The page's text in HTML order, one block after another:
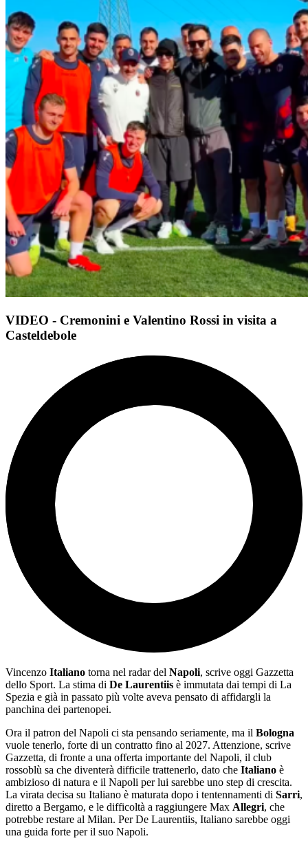
VIDEO - Cremonini e Valentino Rossi in visita a
Casteldebole
Vincenzo Italiano torna nel radar del Napoli, scrive oggi Gazzetta
dello Sport. La stima di De Laurentiis è immutata dai tempi di La
Spezia e già in passato più volte aveva pensato di affidargli la
panchina dei partenopei.
Ora il patron del Napoli ci sta pensando seriamente, ma il Bologna
vuole tenerlo, forte di un contratto fino al 2027. Attenzione, scrive
Gazzetta, di fronte a una offerta importante del Napoli, il club
rossoblù sa che diventerà difficile trattenerlo, dato che Italiano è
ambizioso di natura e il Napoli per lui sarebbe uno step di crescita.
La virata decisa su Italiano è maturata dopo i tentennamenti di Sarri,
diretto a Bergamo, e le difficoltà a raggiungere Max Allegri, che
potrebbe restare al Milan. Per De Laurentiis, Italiano sarebbe oggi
una guida forte per il suo Napoli.